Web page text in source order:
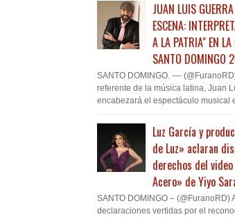
JUAN LUIS
ESCENA:
A LA PATRIA" EN
SANTO
SANTO DOMINGO. ––
referente de la música latina, Juan
encabezará el espectáculo musical
Luz García y
de Luz» aclaran
derechos del
Acero» de Yiyo
SANTO DOMINGO – (@FuranoRD)
declaraciones vertidas por el